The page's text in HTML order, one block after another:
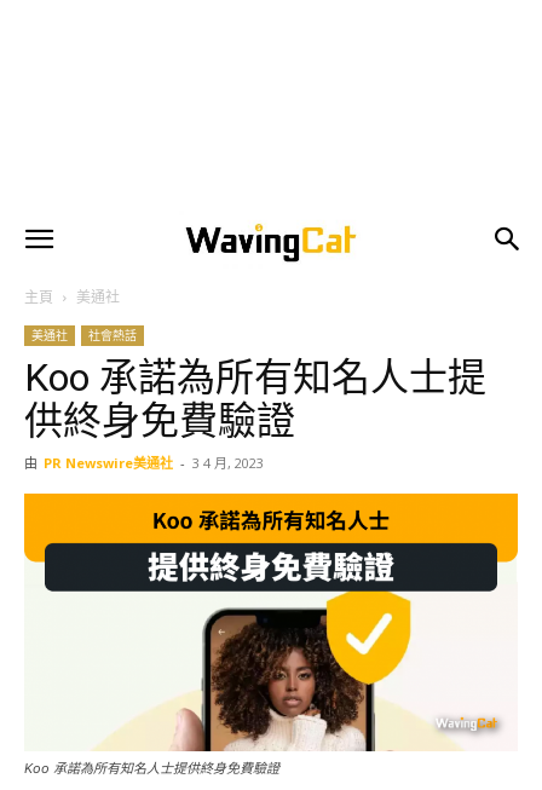
主頁 美通社
美通社 社會熱話
Koo 承諾為所有知名人士提
供終身免費驗證
由 PR Newswire美通社 - 3 4 月, 2023
Koo 承諾為所有知名人士提供終身免費驗證